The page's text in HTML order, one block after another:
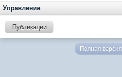
Управление
Публикации
Полная версия